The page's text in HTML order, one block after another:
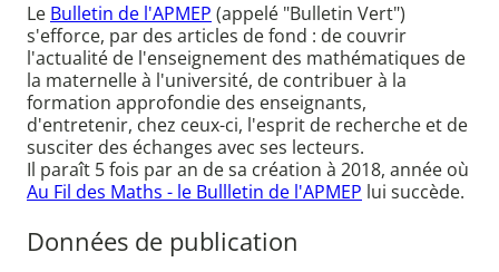
Le Bulletin de l'APMEP (appelé "Bulletin Vert")
s'efforce, par des articles de fond : de couvrir
l'actualité de l'enseignement des mathématiques de
la maternelle à l'université, de contribuer à la
formation approfondie des enseignants,
d'entretenir, chez ceux-ci, l'esprit de recherche et de
susciter des échanges avec ses lecteurs.
Il paraît 5 fois par an de sa création à 2018, année où
Au Fil des Maths - le Bullletin de l'APMEP lui succède.
Données de publication